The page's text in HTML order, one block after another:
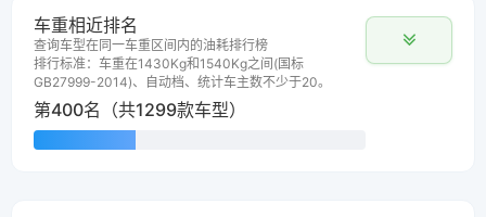
车重相近排名
查询车型在同一车重区间内的油耗排行榜
排行标准：车重在1430Kg和1540Kg之间(国标
GB27999-2014)、自动档、统计车主数不少于20。
第400名（共1299款车型）